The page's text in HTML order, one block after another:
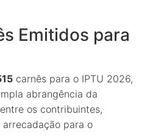
Emitidos para
carnês para o IPTU 2026,
abrangência da
os contribuintes,
para o